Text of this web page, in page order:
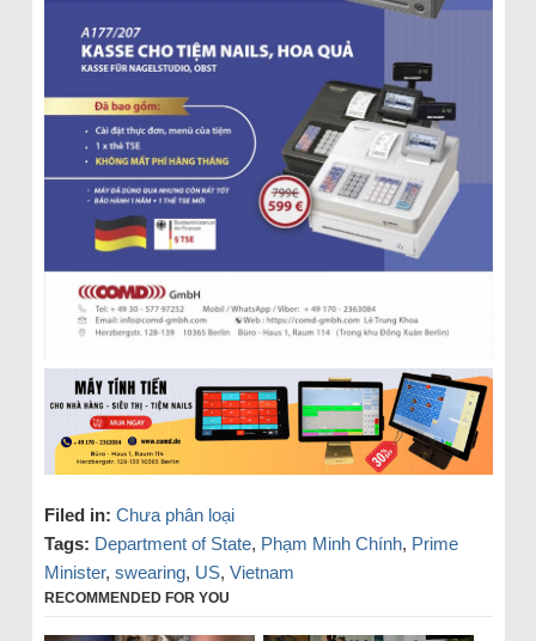
Filed in: Chưa phân loại
Tags: Department of State, Phạm Minh Chính, Prime
Minister, swearing, US, Vietnam
RECOMMENDED FOR YOU